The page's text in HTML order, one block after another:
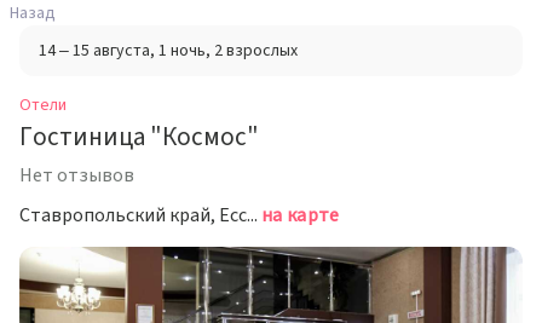
Назад
14 – 15 августа, 1 ночь, 2 взрослых
Отели
Гостиница "Космос"
Нет отзывов
Ставропольский край, Ессентуки, улица Володарского, 28/2 на карте